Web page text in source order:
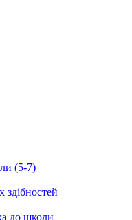
(5-7)
здібностей
до школи